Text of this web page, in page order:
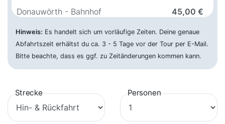
Donauwörth - Bahnhof 45,00 €
Donauwörth
Frankfurt am Main - Flughafen 65,00 €
Garching an der Alz - Freibad
Tassilostraße 15, 84518 Garchimg
an der Alz
03.10.2026 ca. 11:00 Uhr
Hinweis: Es handelt sich um vorläufige Zeiten. Deine genaue
Abfahrtszeit erhältst du ca. 3 - 5 Tage vor der Tour per E-Mail.
Bitte beachte, dass es ggf. zu Zeitänderungen kommen kann.
Strecke Personen